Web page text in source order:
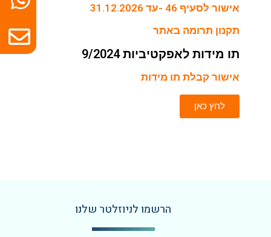
אישור לסעיף 46 -עד 31.12.2026
תקנון תרומה באתר
תו מידות לאפקטיביות 9/2024
אישור קבלת תו מידות
לחץ כאן
הרשמו לניוזלטר שלנו